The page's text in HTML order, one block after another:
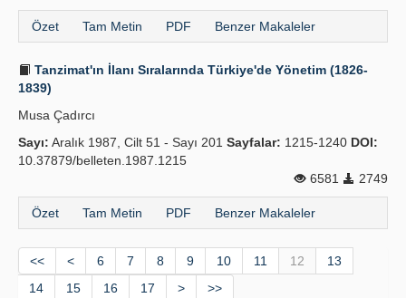
Özet Tam Metin PDF Benzer Makaleler
Tanzimat'ın İlanı Sıralarında Türkiye'de Yönetim (1826-
1839)
Musa Çadırcı
Sayı: Aralık 1987, Cilt 51 - Sayı 201 Sayfalar: 1215-1240 DOI:
10.37879/belleten.1987.1215
6581
2749
Özet Tam Metin PDF Benzer Makaleler
<< < 6 7 8 9 10 11 12
13
14
15 16 17 > >>